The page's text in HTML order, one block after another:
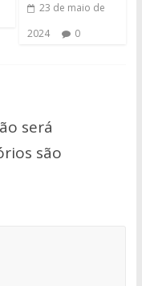
23 de maio de
2024
0
será
são